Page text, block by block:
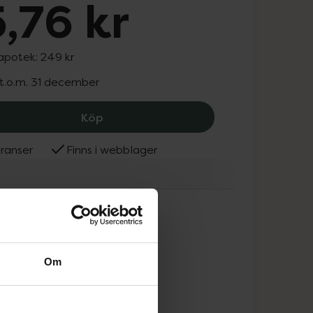
Om
kr
249 kr
31 december
Köp Love'n Layer Sweet Swirl London
Finns i webblager